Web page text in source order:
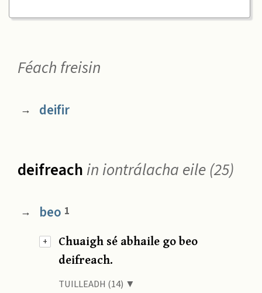
Féach freisin
→ deifir
deifreach in iontrálacha eile (25)
+
→ beo 1
Chuaigh sé abhaile go beo
deifreach.
TUILLEADH (14) ▼